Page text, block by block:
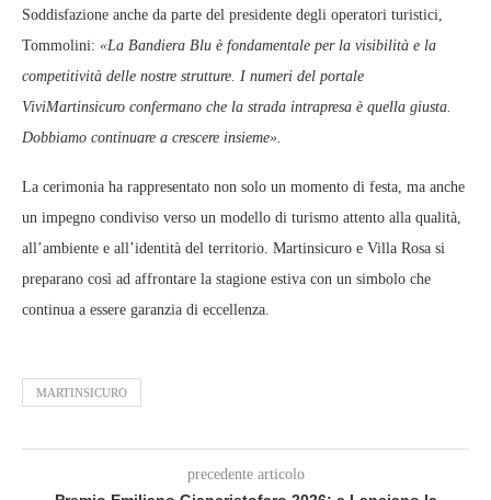
Soddisfazione anche da parte del presidente degli operatori turistici,
Tommolini: «La Bandiera Blu è fondamentale per la visibilità e la
competitività delle nostre strutture. I numeri del portale
ViviMartinsicuro confermano che la strada intrapresa è quella giusta.
Dobbiamo continuare a crescere insieme».
La cerimonia ha rappresentato non solo un momento di festa, ma anche
un impegno condiviso verso un modello di turismo attento alla qualità,
all’ambiente e all’identità del territorio. Martinsicuro e Villa Rosa si
preparano così ad affrontare la stagione estiva con un simbolo che
continua a essere garanzia di eccellenza.
MARTINSICURO
precedente articolo